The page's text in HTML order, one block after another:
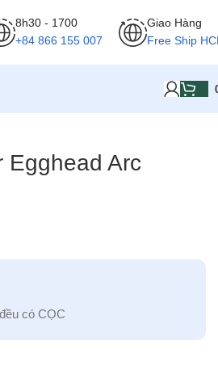
8h30 - 1700
+84 866 155 007
Giao Hàng
Free Ship
Egghead Arc
có CỌC